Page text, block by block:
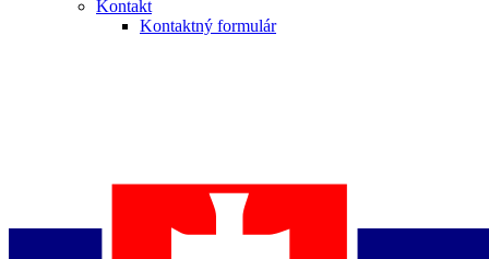
Kontakt
Kontaktný formulár